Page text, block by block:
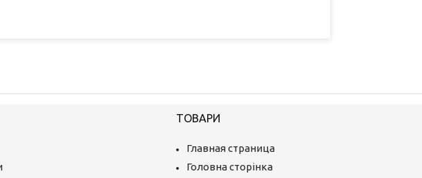
ТОВАРИ
Главная страница
Головна сторінка